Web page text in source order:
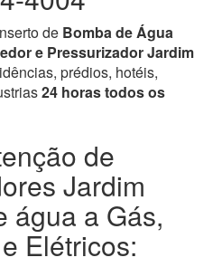
de Bomba de Água
e Pressurizador Jardim
prédios, hotéis,
24 horas todos os
de
Jardim
água a Gás,
Elétricos: